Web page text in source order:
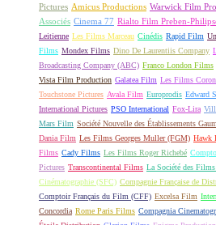
Pictures Amicus Productions Warwick Film
Associés Cinema 77 Rialto Film Preben-
Leitienne Les Films Marceau Cinédis Rapid Film
Films Mondex Films Dino De Laurentiis Company
Broadcasting Company (ABC) Franco London Films
Vista Film Production Galatea Film Les Films
Touchstone Pictures Avala Film Europrodis Edward
International Pictures PSO International Fox-Lira
Mars Film Société Nouvelle des Établissements
Dania Film Les Films Georges Muller (FGM) Hawk
Films Cady Films Les Films Roger Richebé
Pictures Transcontinental Films La Société des
Cinématographie (SFC) Compagnie Française de
Comptoir Français du Film (CFF) Excelsa Film
Concordia Rome Paris Films Compagnia